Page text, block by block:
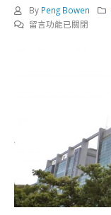
By Peng Bowen
在
员
今
日
留言功能已關閉